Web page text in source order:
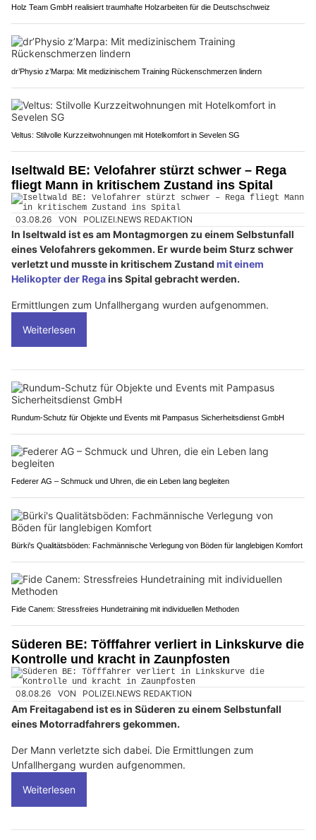
Holz Team GmbH realisiert traumhafte Holzarbeiten für die Deutschschweiz
dr’Physio z’Marpa: Mit medizinischem Training Rückenschmerzen lindern
Veltus: Stilvolle Kurzzeitwohnungen mit Hotelkomfort in Sevelen SG
Iseltwald BE: Velofahrer stürzt schwer – Rega
fliegt Mann in kritischem Zustand ins Spital
03.08.26 VON POLIZEI.NEWS REDAKTION
In Iseltwald ist es am Montagmorgen zu einem Selbstunfall
eines Velofahrers gekommen. Er wurde beim Sturz schwer
verletzt und musste in kritischem Zustand mit einem
Helikopter der Regains Spital gebracht werden.
Ermittlungen zum Unfallhergang wurden aufgenommen.
Weiterlesen
Rundum-Schutz für Objekte und Events mit Pampasus Sicherheitsdienst GmbH
Federer AG – Schmuck und Uhren, die ein Leben lang begleiten
Bürki's Qualitätsböden: Fachmännische Verlegung von Böden für langlebigen Komfort
Fide Canem: Stressfreies Hundetraining mit individuellen Methoden
Süderen BE: Töfffahrer verliert in Linkskurve die
Kontrolle und kracht in Zaunpfosten
08.08.26 VON POLIZEI.NEWS REDAKTION
Am Freitagabend ist es in Süderen zu einem Selbstunfall
eines Motorradfahrers gekommen.
Der Mann verletzte sich dabei. Die Ermittlungen zum
Unfallhergang wurden aufgenommen.
Weiterlesen